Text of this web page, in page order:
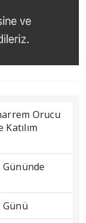
Orucu
Gününde
Günü